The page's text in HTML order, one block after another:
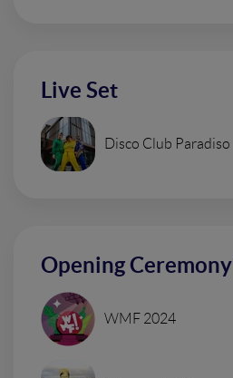
Live Set
Disco Club Paradiso
Opening
WMF 2024